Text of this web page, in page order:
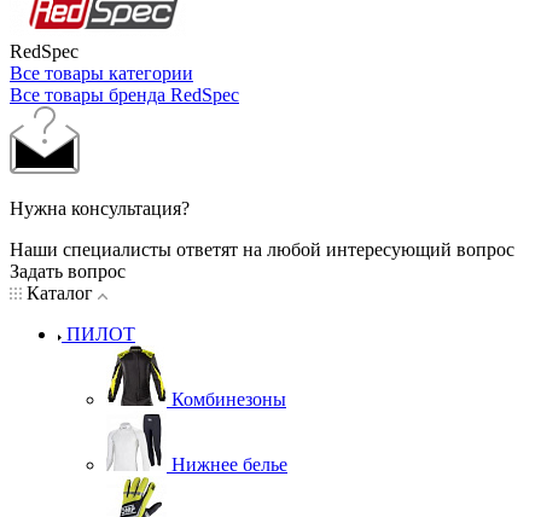
RedSpec
Все товары категории
Все товары бренда RedSpec
Нужна консультация?
Наши специалисты ответят на любой интересующий вопрос
Задать вопрос
Каталог
ПИЛОТ
Комбинезоны
Нижнее белье